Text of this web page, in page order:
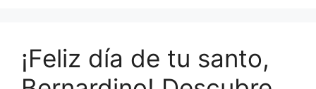
¡Feliz día de tu santo,